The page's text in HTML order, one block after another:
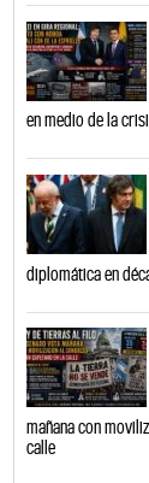
en medio de la
diplomática en
mañana con
calle